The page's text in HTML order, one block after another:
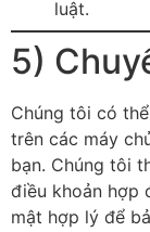
luật.
5)
Chúng tôi có
trên các máy
bạn. Chúng tôi
điều khoản hợp
mật hợp lý để